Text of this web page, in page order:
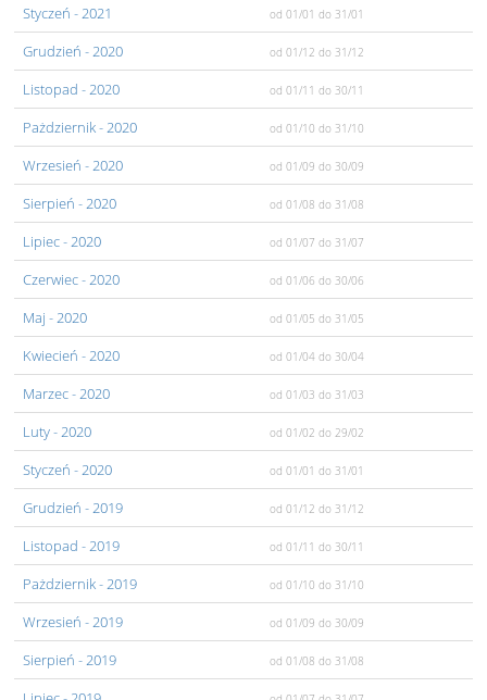
Styczeń - 2021 od 01/01 do 31/01
Grudzień - 2020 od 01/12 do 31/12
Listopad - 2020 od 01/11 do 30/11
Pażdziernik- 2020 od 01/10 do 31/10
Wrzesień - 2020 od 01/09 do 30/09
Sierpień - 2020 od 01/08 do 31/08
Lipiec- 2020 od 01/07 do 31/07
Czerwiec- 2020 od 01/06 do 30/06
Maj - 2020 od 01/05 do 31/05
Kwiecień - 2020 od 01/04 do 30/04
Marzec- 2020 od 01/03 do 31/03
Luty- 2020 od 01/02 do 29/02
Styczeń - 2020 od 01/01 do 31/01
Grudzień - 2019 od 01/12 do 31/12
Listopad - 2019 od 01/11 do 30/11
Pażdziernik- 2019 od 01/10 do 31/10
Wrzesień - 2019 od 01/09 do 30/09
Sierpień - 2019 od 01/08 do 31/08